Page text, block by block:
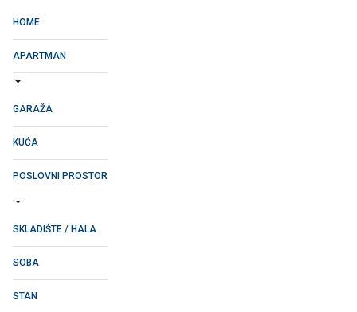
HOME
APARTMAN
GARAŽA
KUĆA
POSLOVNI PROSTOR
SKLADIŠTE / HALA
SOBA
STAN